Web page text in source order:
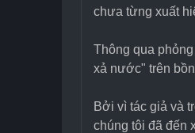
chưa từng xuất
Thông qua
xả nước" trên
Bởi vì tác giả và
chúng tôi đã đến